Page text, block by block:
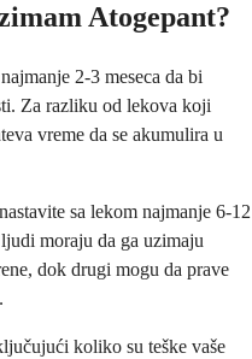
Atogepant?
2-3 meseca da bi
Za razliku od lekova koji
vreme da se akumulira u
sa lekom najmanje 6-12
moraju da ga uzimaju
dok drugi mogu da prave
koliko su teške vaše